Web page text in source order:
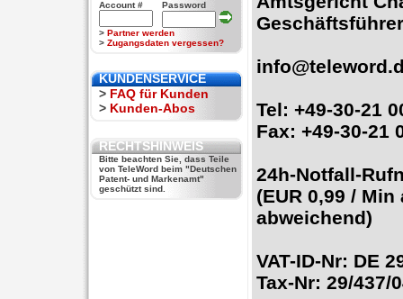
Account #
Password
> Partner werden
> Zugangsdaten vergessen?
KUNDENSERVICE
> FAQ für Kunden
> Kunden-Abos
RECHTSHINWEIS
Bitte beachten Sie, dass Teile
von TeleWord beim "Deutschen
Patent- und Markenamt"
geschützt sind.
info@
Tel: +49-30-21
Fax: +49-30-21
24h-Notfall-
(EUR 0,99 /
abweichend)
VAT-ID-Nr: DE
Tax-Nr: 29/437/